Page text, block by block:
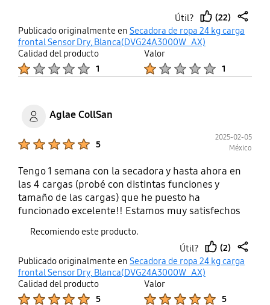
ropa normal a temperatura ALTA en SECADO CON
SENSOR opción MUY SECO, tardó mas de 3 horas y
media y la ropa salió humeda. Llevaba años con
una secadora viejita de otra marca que jamás me
dio problemas hasta que ya decidí jubilarla pues ya
a ser una gran adquisición y que me iba a facilitar
las cosas pero no... Pesimo su control de calidad de
productos, descepcionantes sus tiempos de
atención al cliente y porsupuesto PESIMO
PRODUCTO.
Útil?
thumb
up
(22)
share
Publicado originalmente en Secadora de ropa 24 kg carga
frontal Sensor Dry, Blanca(DVG24A3000W_AX)
Calidad del producto
1
Valor
1
Aglae CollSan
5
2025-02-05
México
Tengo 1 semana con la secadora y hasta ahora en
las 4 cargas (probé con distintas funciones y
tamaño de las cargas) que he puesto ha
funcionado excelente!! Estamos muy satisfechos
samsung.
Recomiendo este producto.
Útil?
thumb
up
(2)
share
Publicado originalmente en Secadora de ropa 24 kg carga
frontal Sensor Dry, Blanca(DVG24A3000W_AX)
Calidad del producto
5
Valor
5